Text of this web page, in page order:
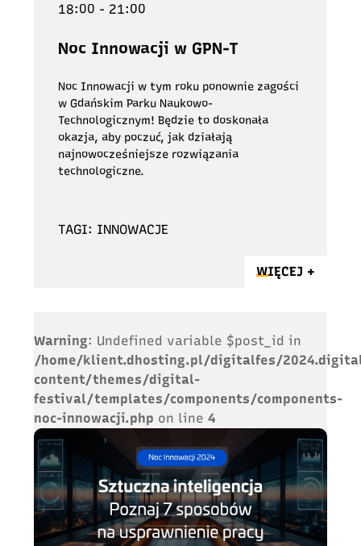
18:00 - 21:00
Noc Innowacji w GPN-T
Noc Innowacji w tym roku ponownie zagości
w Gdańskim Parku Naukowo-
Technologicznym! Będzie to doskonała
okazja, aby poczuć, jak działają
najnowocześniejsze rozwiązania
technologiczne.
TAGI: INNOWACJE
WIĘCEJ +
Warning: Undefined variable $post_id in
/home/klient.dhosting.pl/digitalfes/
content/themes/digital-
festival/templates/components/components-
noc-innowacji.php on line 4